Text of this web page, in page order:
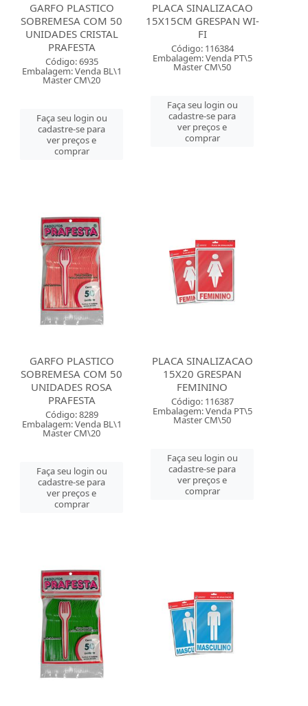
GARFO PLASTICO
SOBREMESA COM 50
UNIDADES CRISTAL
PRAFESTA
Código: 6935
Embalagem: Venda BL\1
Master CM\20
Faça seu login ou
cadastre-se para
ver preços e
comprar
PLACA SINALIZACAO
15X15CM GRESPAN WI-
FI
Código: 116384
Embalagem: Venda PT\5
Master CM\50
Faça seu login ou
cadastre-se para
ver preços e
comprar
GARFO PLASTICO
SOBREMESA COM 50
UNIDADES ROSA
PRAFESTA
Código: 8289
Embalagem: Venda BL\1
Master CM\20
Faça seu login ou
cadastre-se para
ver preços e
comprar
PLACA SINALIZACAO
15X20 GRESPAN
FEMININO
Código: 116387
Embalagem: Venda PT\5
Master CM\50
Faça seu login ou
cadastre-se para
ver preços e
comprar